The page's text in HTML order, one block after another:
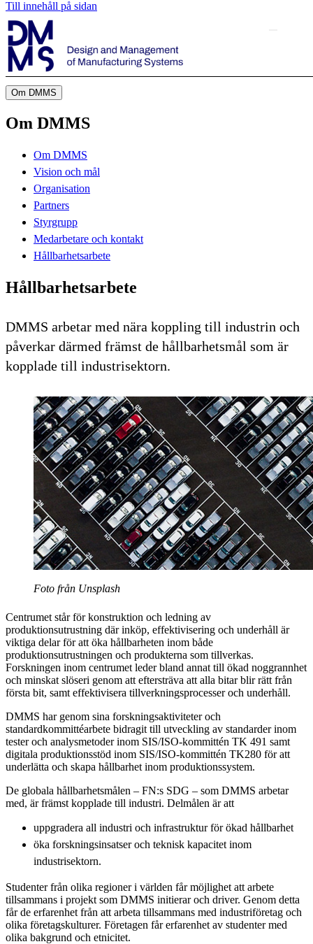
Till innehåll på sidan
Om DMMS
Om DMMS
Om DMMS
Vision och mål
Organisation
Partners
Styrgrupp
Medarbetare och kontakt
Hållbarhetsarbete
Hållbarhetsarbete
DMMS arbetar med nära koppling till industrin och
påverkar därmed främst de hållbarhetsmål som är
kopplade till industrisektorn.
Foto från Unsplash
Centrumet står för konstruktion och ledning av
produktionsutrustning där inköp, effektivisering och underhåll är
viktiga delar för att öka hållbarheten inom både
produktionsutrustningen och produkterna som tillverkas.
Forskningen inom centrumet leder bland annat till ökad noggrannhet
och minskat slöseri genom att eftersträva att alla bitar blir rätt från
första bit, samt effektivisera tillverkningsprocesser och underhåll.
DMMS har genom sina forskningsaktiviteter och
standardkommittéarbete bidragit till utveckling av standarder inom
tester och analysmetoder inom SIS/ISO-kommittén TK 491 samt
digitala produktionsstöd inom SIS/ISO-kommittén TK280 för att
underlätta och skapa hållbarhet inom produktionssystem.
De globala hållbarhetsmålen – FN:s SDG – som DMMS arbetar
med, är främst kopplade till industri. Delmålen är att
uppgradera all industri och infrastruktur för ökad hållbarhet
öka forskningsinsatser och teknisk kapacitet inom
industrisektorn.
Studenter från olika regioner i världen får möjlighet att arbete
tillsammans i projekt som DMMS initierar och driver. Genom detta
får de erfarenhet från att arbeta tillsammans med industriföretag och
olika företagskulturer. Företagen får erfarenhet av studenter med
olika bakgrund och etnicitet.